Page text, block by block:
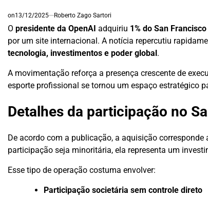
on13/12/2025 Roberto Zago Sartori
O presidente da OpenAI adquiriu 1% do San
por um site internacional. A notícia repercutiu
tecnologia, investimentos e poder global.
A movimentação reforça a presença crescente de
esporte profissional se tornou um espaço estratégico
Detalhes da participação no
De acordo com a publicação, a aquisição corresponde
participação seja minoritária, ela representa um
Esse tipo de operação costuma envolver:
Participação societária sem controle direto